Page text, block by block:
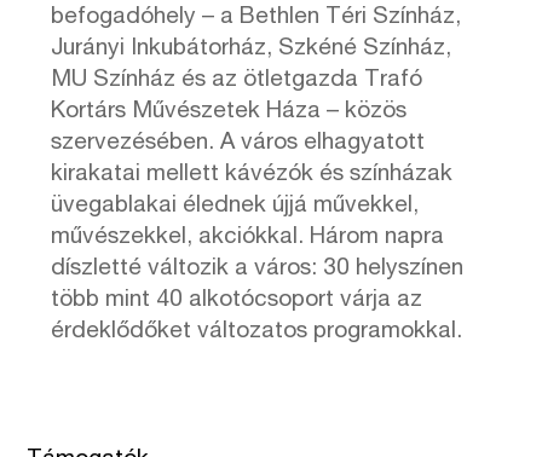
befogadóhely – a Bethlen Téri Színház,
Jurányi Inkubátorház, Szkéné Színház,
MU Színház és az ötletgazda Trafó
Kortárs Művészetek Háza – közös
szervezésében. A város elhagyatott
kirakatai mellett kávézók és színházak
üvegablakai élednek újjá művekkel,
művészekkel, akciókkal. Három napra
díszletté változik a város: 30 helyszínen
több mint 40 alkotócsoport várja az
érdeklődőket változatos programokkal.